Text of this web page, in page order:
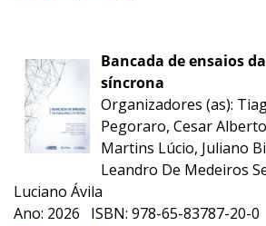
Bancada de ensaios
síncrona
Organizadores (as):
Pegoraro, Cesar
Martins Lúcio, Juliano
Leandro De Medeiros
Luciano Ávila
Ano: 2026 ISBN: 978-65-83787-20-0